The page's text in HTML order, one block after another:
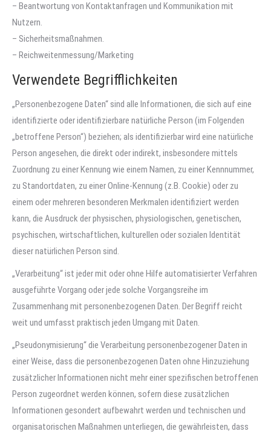
– Beantwortung von Kontaktanfragen und Kommunikation mit
Nutzern.
– Sicherheitsmaßnahmen.
– Reichweitenmessung/Marketing
Verwendete Begrifflichkeiten
„Personenbezogene Daten“ sind alle Informationen, die sich auf eine
identifizierte oder identifizierbare natürliche Person (im Folgenden
„betroffene Person“) beziehen; als identifizierbar wird eine natürliche
Person angesehen, die direkt oder indirekt, insbesondere mittels
Zuordnung zu einer Kennung wie einem Namen, zu einer Kennnummer,
zu Standortdaten, zu einer Online-Kennung (z.B. Cookie) oder zu
einem oder mehreren besonderen Merkmalen identifiziert werden
kann, die Ausdruck der physischen, physiologischen, genetischen,
psychischen, wirtschaftlichen, kulturellen oder sozialen Identität
dieser natürlichen Person sind.
„Verarbeitung“ ist jeder mit oder ohne Hilfe automatisierter Verfahren
ausgeführte Vorgang oder jede solche Vorgangsreihe im
Zusammenhang mit personenbezogenen Daten. Der Begriff reicht
weit und umfasst praktisch jeden Umgang mit Daten.
„Pseudonymisierung“ die Verarbeitung personenbezogener Daten in
einer Weise, dass die personenbezogenen Daten ohne Hinzuziehung
zusätzlicher Informationen nicht mehr einer spezifischen betroffenen
Person zugeordnet werden können, sofern diese zusätzlichen
Informationen gesondert aufbewahrt werden und technischen und
organisatorischen Maßnahmen unterliegen, die gewährleisten, dass